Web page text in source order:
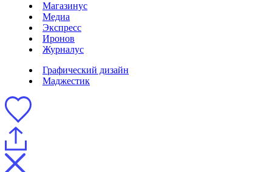
Магазинус
Медиа
Экспресс
Иронов
Журналус
Графический дизайн
Маджестик